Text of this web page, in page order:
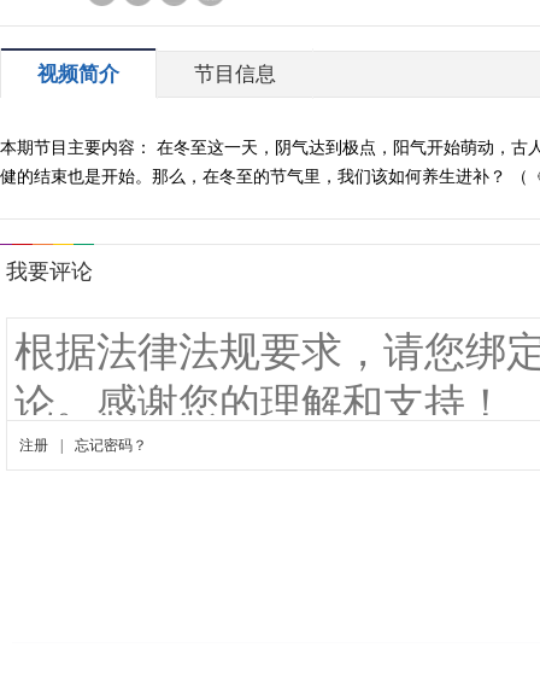
视频简介 节目信息
本期节目主要内容： 在冬至这一天，阴气达到极点，阳气开始萌动，
健的结束也是开始。那么，在冬至的节气里，我们该如何养生进补？ （